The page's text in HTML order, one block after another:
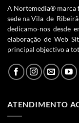
A Nortemedia® marca
sede na Vila de
dedicamo-nos desde
elaboração de Web
principal objectivo a
ATENDIMENTO